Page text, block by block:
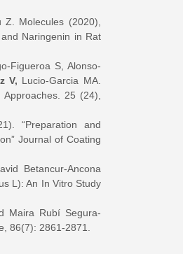
Molecules (2020),
Naringenin in Rat
Figueroa S, Alonso-
V, Lucio-Garcia MA.
25 (24),
“Preparation and
Journal of Coating
Betancur‑Ancona
L): An In Vitro Study
Maira Rubí Segura-
86(7): 2861-2871.